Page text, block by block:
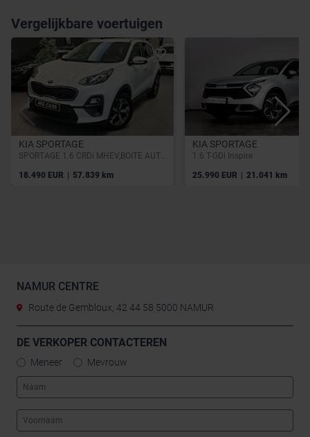
Vergelijkbare voertuigen
KIA SPORTAGE
SPORTAGE 1.6 CRDi MHEV,BOITE AUTO,GPS,PHARES LED,CAMERA,GARANTIE 1 AN
18.490 EUR | 57.839 km
KIA SPORTAGE
1.6 T-GDi Inspire
25.990 EUR | 21.041 km
NAMUR CENTRE
Route de Gembloux, 42 44 58 5000 NAMUR
DE VERKOPER CONTACTEREN
Meneer Mevrouw